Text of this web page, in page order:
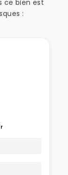
ce bien est
: